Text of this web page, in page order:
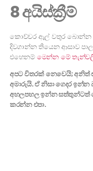
8 අයිස්ක්‍රීම්
කොච්චර ඇල් වතුර බොන්න
දිවගාන්න තියෙන ආසාව
එහෙනම් මෙන්න මේ
අපට විතරක් නෙවෙයි;
අමාරුයි. ඒ නිසා ගෙදර
අහලපහල ඉන්න
කරන්න එපා.